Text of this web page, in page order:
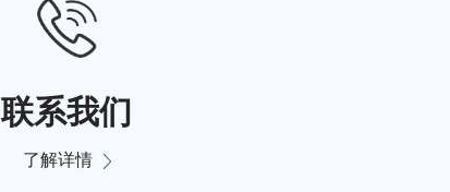
联系我们
了解详情